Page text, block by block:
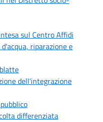
sul Centro Affidi
riparazione e
dell'integrazione
differenziata